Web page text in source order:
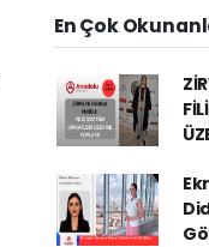
En Çok